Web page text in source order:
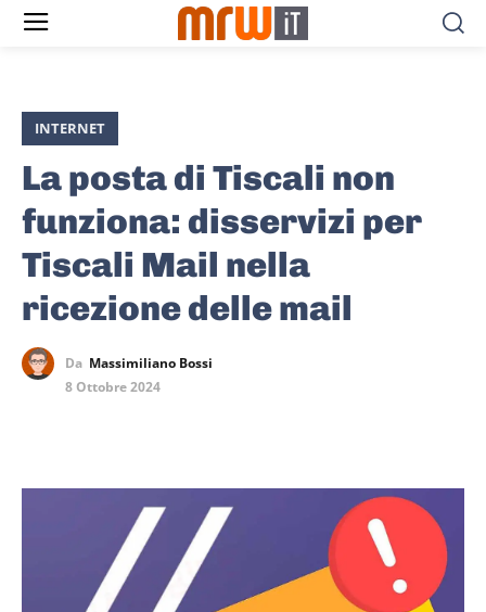
INTERNET
La posta di Tiscali non
funziona: disservizi per
Tiscali Mail nella
ricezione delle mail
Da Massimiliano Bossi
8 Ottobre 2024